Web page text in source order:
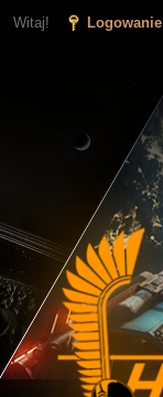
Witaj! Logowanie